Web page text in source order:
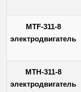
MTF-311-8
электродвигатель
МТН-311-8
электродвигатель